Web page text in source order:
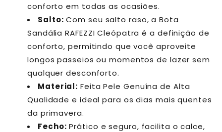
conforto em todas as ocasiões.
Salto: Com seu salto raso, a Bota
Sandália RAFEZZI Cleópatra é a definição de
conforto, permitindo que você aproveite
longos passeios ou momentos de lazer sem
qualquer desconforto.
Material: Feita Pele Genuína de Alta
Qualidade e ideal para os dias mais quentes
da primavera.
Fecho: Prático e seguro, facilita o calce,